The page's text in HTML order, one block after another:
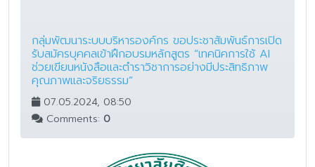
กลุ่มพัฒนาระบบบริหารองค์กร ขอประชาสัมพันธ์การเปิด
รับสมัครบุคคลเข้าฝึกอบรมหลักสูตร “เทคนิคการใช้ AI
ช่วยเขียนหนังสือและตำราวิชาการอย่างมีประสิทธิภาพ
คุณภาพและจริยธรรม”
07.05.2024, 08:50
Comments: 0